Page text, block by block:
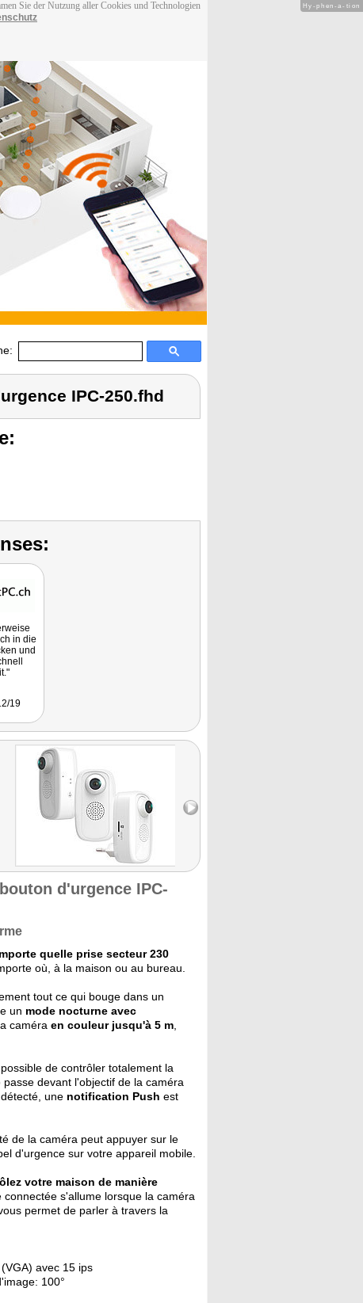
Sie der Nutzung aller Cookies und Technologien
IPC-250.fhd
in die
und
19
d'urgence IPC-
quelle prise secteur 230
où, à la maison ou au bureau.
tout ce qui bouge dans un
un mode nocturne avec
caméra en couleur jusqu'à 5 m
de contrôler totalement la
passe devant l'objectif de la caméra
une notification Push est
de la caméra peut appuyer sur le
d'urgence sur votre appareil mobile.
votre maison de manière
s'allume lorsque la caméra
permet de parler à travers la
avec 15 ips
100°
Hy-phen-a-tion